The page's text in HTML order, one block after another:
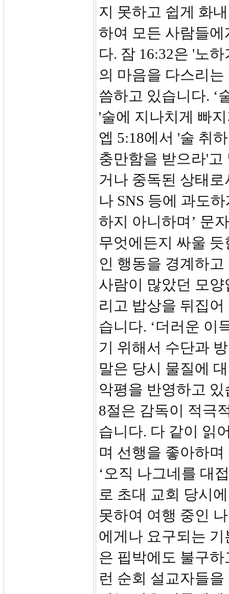
지 못하고 쉽게 화
하여 모든 사람들
다. 잠 16:32은 '노
의 마음을 다스리
씀하고 있습니다. ‘
'술에 지나치게 빠
엡 5:18에서 '술 취
충만함을 받으라'고
거나 중독된 상태
나 SNS 등에 과도
하지 아니하며’ 문
무엇에든지 싸울
인 행동을 경계하
사람이 많았던 모
리고 밥상을 뒤집
습니다. ‘더러운 이
기 위해서 수단과
말은 당시 물질에
악평을 반영하고 있
8절은 감독이 적극
습니다. 다 같이 읽
며 선행을 좋아하
‘오직 나그네를 대
로 초대 교회 당시
못하여 여행 중인
에게나 요구되는
은 핍박에도 불구
런 순회 설교자들